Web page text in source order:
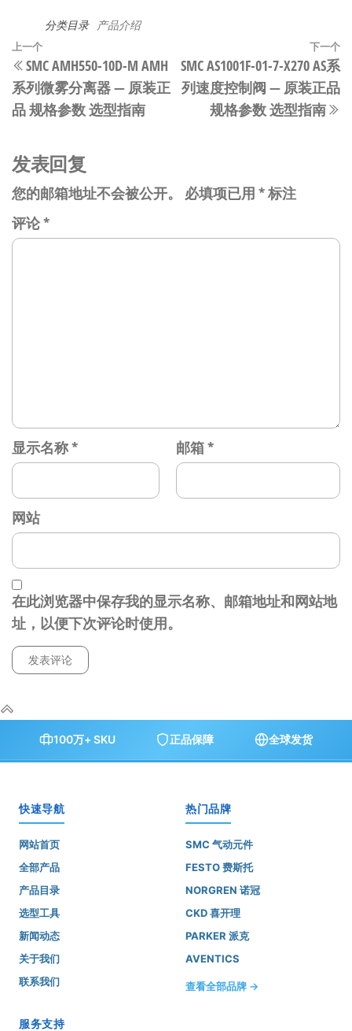
分类目录 产品介绍
文
章
导
上
一
篇
文
上一个
SMC AMH550-10D-M AMH
系列微雾分离器 — 原装正
品 规格参数 选型指南
下一个
SMC AS1001F-01-7-X270 AS系
列速度控制阀 — 原装正品
规格参数 选型指南
发表回复
您的邮箱地址不会被公开。 必填项已用 *标注
评论*
显示名称* 邮箱*
网站
在此浏览器中保存我的显示名称、邮箱地址和网站地
址，以便下次评论时使用。
100万+ SKU 正品保障 全球发货
快速导航
网站首页
全部产品
产品目录
选型工具
新闻动态
关于我们
联系我们
热门品牌
SMC 气动元件
FESTO 费斯托
NORGREN 诺冠
CKD 喜开理
PARKER 派克
AVENTICS
查看全部品牌 →
服务支持